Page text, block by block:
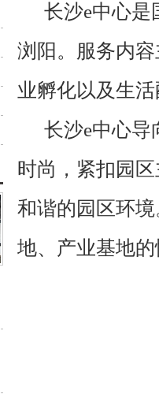
长沙e中心
浏阳。服务内
业孵化以及生
长沙e中心
时尚，紧扣园
和谐的园区环
地、产业基地